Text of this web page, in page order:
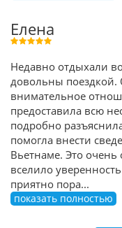
Елена
Недавно отдыхали
довольны поездкой.
внимательное
предоставила всю
подробно
помогла внести
Вьетнаме. Это очень
вселило
приятно пора...
показать полностью